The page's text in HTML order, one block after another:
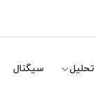
تحلیل سیگنال